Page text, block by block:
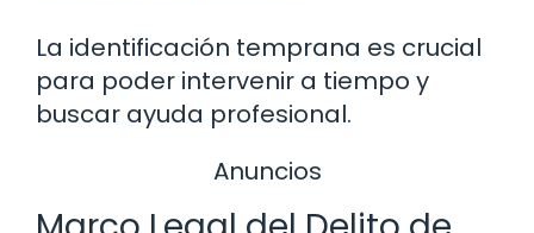
La identificación temprana es crucial
para poder intervenir a tiempo y
buscar ayuda profesional.
Anuncios